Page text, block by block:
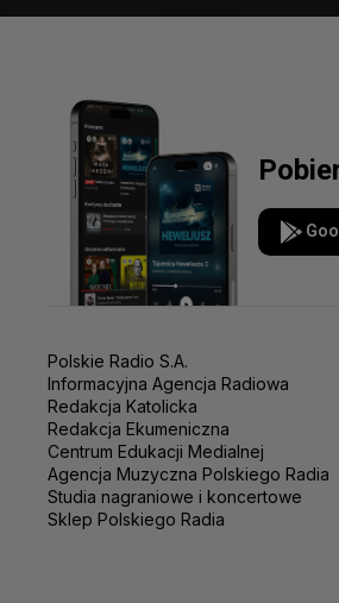
Polskie Radio S.A.
Informacyjna Agencja Radiowa
Redakcja Katolicka
Redakcja Ekumeniczna
Centrum Edukacji Medialnej
Agencja Muzyczna Polskiego Radia
Studia nagraniowe i koncertowe
Sklep Polskiego Radia